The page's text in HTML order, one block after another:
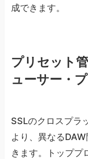
成できます。
プリセット
ューサー・
SSLのクロスプラ
より、異なる
きます。トッププ